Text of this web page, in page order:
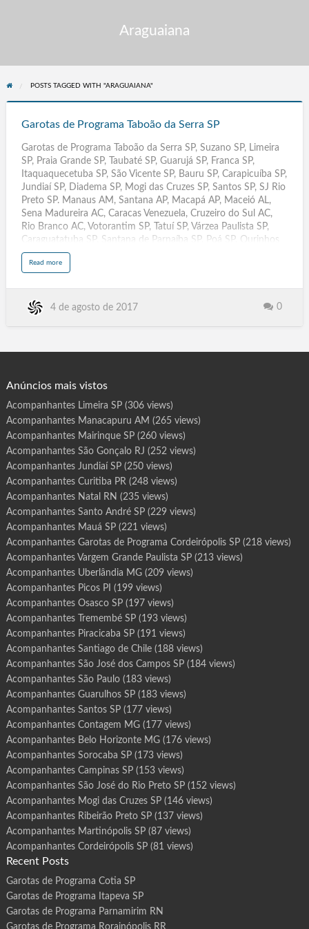
Araguaiana
POSTS TAGGED WITH "ARAGUAIANA"
Taboão
Serra
Garotas de Programa Taboão da Serra SP
Garotas de Programa Taboão da Serra SP, Suzano SP, Limeira
SP, Praia Grande SP, Taubaté SP, Guarujá SP, Franca SP,
Itaquaquecetuba SP, São Vicente SP, Bauru SP, Carapicuíba SP,
Jundiaí SP, Diadema SP, Mogi das Cruzes SP, Santos SP, SJ Rio
Preto SP. Manaus AM, Santana AP, Macapá AP, Maceió AL,
Sena Madureira AC, Caracas Venezuela, Cruzeiro do Sul AC,
Rio Branco AC, Votorantim SP, Tatuí SP, Várzea Paulista SP,
Caraguatatuba SP, Santana de Parnaíba SP, Poá SP, Ourinhos
SP, Rio Grande RS, Paulinia SP, Leme SP, Assis SP, Rio Claro SP,
Rio de Janeiro RJ, Acompanhantes Travestis São Paulo SP,
Travestis, Transex, Escorts, Goiânia GYN GO, Palmas TO,
Read morea
t
a
r
e
r
m
a
a
o
o
d
a
S
e
r
a
P
4 de agosto de 2017 0
Anúncios mais vistos
Acompanhantes Limeira SP(306 views)
Acompanhantes Manacapuru AM (265 views)
Acompanhantes Mairinque SP(260 views)
Acompanhantes São Gonçalo RJ (252 views)
Acompanhantes Jundiaí SP(250 views)
Acompanhantes Curitiba PR(248 views)
Acompanhantes Natal RN (235 views)
Acompanhantes Santo André SP(229 views)
Acompanhantes Mauá SP(221 views)
Acompanhantes Garotas de Programa Cordeirópolis SP(218 views)
Acompanhantes Vargem Grande Paulista SP(213 views)
Acompanhantes Uberlândia MG(209 views)
Acompanhantes Picos PI (199 views)
Acompanhantes Osasco SP(197 views)
Acompanhantes Tremembé SP(193 views)
Acompanhantes Piracicaba SP(191 views)
Acompanhantes Santiago de Chile(188 views)
Acompanhantes São José dos Campos SP(184 views)
Acompanhantes São Paulo(183 views)
Acompanhantes Guarulhos SP(183 views)
Acompanhantes Santos SP(177 views)
Acompanhantes Contagem MG(177 views)
Acompanhantes Belo Horizonte MG(176 views)
Acompanhantes Sorocaba SP(173 views)
Acompanhantes Campinas SP(153 views)
Acompanhantes São José do Rio Preto SP(152 views)
Acompanhantes Mogi das Cruzes SP(146 views)
Acompanhantes Ribeirão Preto SP(137 views)
Acompanhantes Martinópolis SP(87 views)
Acompanhantes Cordeirópolis SP(81 views)
Recent Posts
Garotas de Programa Cotia SP
Garotas de Programa Itapeva SP
Garotas de Programa Parnamirim RN